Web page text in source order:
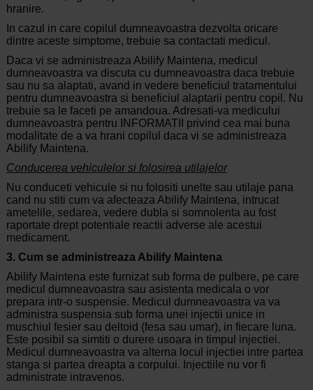
hranire.
In cazul in care copilul dumneavoastra dezvolta oricare
dintre aceste simptome, trebuie sa contactati medicul.
Daca vi se administreaza Abilify Maintena, medicul
dumneavoastra va discuta cu dumneavoastra daca trebuie
sau nu sa alaptati, avand in vedere beneficiul tratamentului
pentru dumneavoastra si beneficiul alaptarii pentru copil. Nu
trebuie sa le faceti pe amandoua. Adresati-va medicului
dumneavoastra pentru INFORMATII privind cea mai buna
modalitate de a va hrani copilul daca vi se administreaza
Abilify Maintena.
Conducerea vehiculelor si folosirea utilajelor
Nu conduceti vehicule si nu folositi unelte sau utilaje pana
cand nu stiti cum va afecteaza Abilify Maintena, intrucat
ametelile, sedarea, vedere dubla si somnolenta au fost
raportate drept potentiale reactii adverse ale acestui
medicament.
3. Cum se administreaza Abilify Maintena
Abilify Maintena este furnizat sub forma de pulbere, pe care
medicul dumneavoastra sau asistenta medicala o vor
prepara intr-o suspensie. Medicul dumneavoastra va va
administra suspensia sub forma unei injectii unice in
muschiul fesier sau deltoid (fesa sau umar), in fiecare luna.
Este posibil sa simtiti o durere usoara in timpul injectiei.
Medicul dumneavoastra va alterna locul injectiei intre partea
stanga si partea dreapta a corpului. Injectiile nu vor fi
administrate intravenos.